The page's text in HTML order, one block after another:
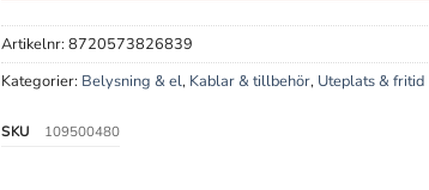
Artikelnr: 8720573826839
Kategorier: Belysning & el, Kablar & tillbehör, Uteplats & fritid
SKU 109500480